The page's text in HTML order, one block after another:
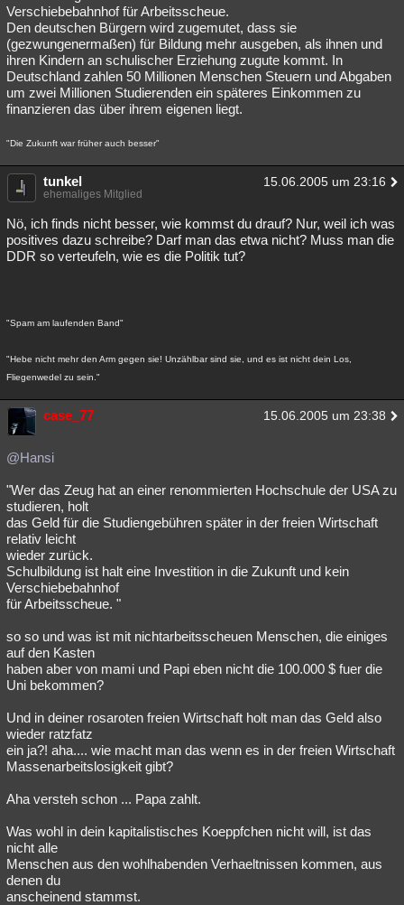
Verschiebebahnhof für Arbeitsscheue.
Den deutschen Bürgern wird zugemutet, dass sie
(gezwungenermaßen) für Bildung mehr ausgeben, als ihnen und
ihren Kindern an schulischer Erziehung zugute kommt. In
Deutschland zahlen 50 Millionen Menschen Steuern und Abgaben
um zwei Millionen Studierenden ein späteres Einkommen zu
finanzieren das über ihrem eigenen liegt.
"Die Zukunft war früher auch besser"
tunkel 15.06.2005 um 23:16
ehemaliges Mitglied
Nö, ich finds nicht besser, wie kommst du drauf? Nur, weil ich was
positives dazu schreibe? Darf man das etwa nicht? Muss man die
DDR so verteufeln, wie es die Politik tut?
"Spam am laufenden Band"
"Hebe nicht mehr den Arm gegen sie! Unzählbar sind sie, und es ist nicht dein Los,
Fliegenwedel zu sein."
case_77 15.06.2005 um 23:38
@Hansi
"Wer das Zeug hat an einer renommierten Hochschule der USA zu
studieren, holt
das Geld für die Studiengebühren später in der freien Wirtschaft
relativ leicht
wieder zurück.
Schulbildung ist halt eine Investition in die Zukunft und kein
Verschiebebahnhof
für Arbeitsscheue. "
so so und was ist mit nichtarbeitsscheuen Menschen, die einiges
auf den Kasten
haben aber von mami und Papi eben nicht die 100.000 $ fuer die
Uni bekommen?
Und in deiner rosaroten freien Wirtschaft holt man das Geld also
wieder ratzfatz
ein ja?! aha.... wie macht man das wenn es in der freien Wirtschaft
Massenarbeitslosigkeit gibt?
Aha versteh schon ... Papa zahlt.
Was wohl in dein kapitalistisches Koeppfchen nicht will, ist das
nicht alle
Menschen aus den wohlhabenden Verhaeltnissen kommen, aus
denen du
anscheinend stammst.